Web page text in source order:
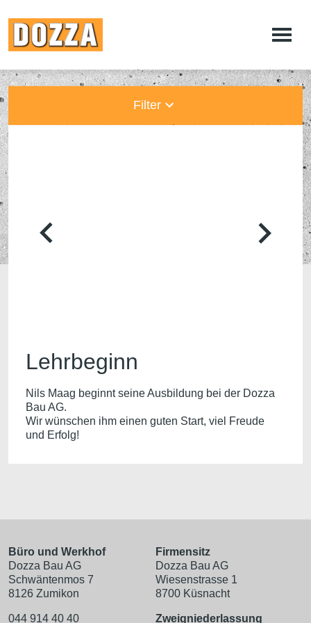
Filter
Lehrbeginn
Nils Maag beginnt seine Ausbildung bei der Dozza
Bau AG.
Wir wünschen ihm einen guten Start, viel Freude
und Erfolg!
Büro und Werkhof
Dozza Bau AG
Schwäntenmos 7
8126 Zumikon
044 914 40 40
Firmensitz
Dozza Bau AG
Wiesenstrasse 1
8700 Küsnacht
Zweigniederlassung